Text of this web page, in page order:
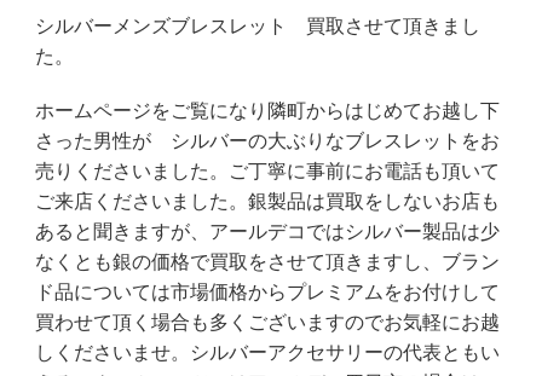
シルバーメンズブレスレット 買取させて頂きまし
た。
ホームページをご覧になり隣町からはじめてお越し下
さった男性が シルバーの大ぶりなブレスレットをお
売りくださいました。ご丁寧に事前にお電話も頂いて
ご来店くださいました。銀製品は買取をしないお店も
あると聞きますが、アールデコではシルバー製品は少
なくとも銀の価格で買取をさせて頂きますし、ブラン
ド品については市場価格からプレミアムをお付けして
買わせて頂く場合も多くございますのでお気軽にお越
しくださいませ。シルバーアクセサリーの代表ともい